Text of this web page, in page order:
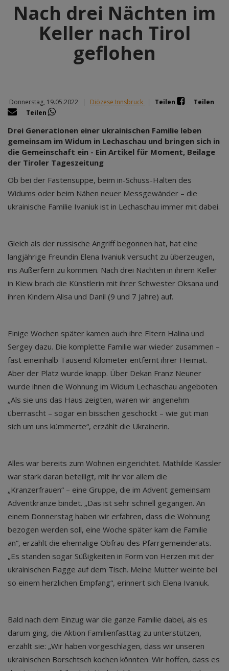
Nach drei Nächten im
Keller nach Tirol
geflohen
Donnerstag, 19.05.2022 | Diözese Innsbruck | Teilen
Teilen
Teilen
Drei Generationen einer ukrainischen Familie leben
gemeinsam im Widum in Lechaschau und bringen sich in
die Gemeinschaft ein - Ein Artikel für Moment, Beilage
der Tiroler Tageszeitung
Ob bei der Fastensuppe, beim in-Schuss-Halten des
Widums oder beim Nähen neuer Messgewänder – die
ukrainische Familie Ivaniuk ist in Lechaschau immer mit dabei.
Gleich als der russische Angriff begonnen hat, hat eine
langjährige Freundin Elena Ivaniuk versucht zu überzeugen,
ins Außerfern zu kommen. Nach drei Nächten in ihrem Keller
in Kiew brach die Künstlerin mit ihrer Schwester Oksana und
ihren Kindern Alisa und Danil (9 und 7 Jahre) auf.
Einige Wochen später kamen auch ihre Eltern Halina und
Sergey dazu. Die komplette Familie war wieder zusammen –
fast eineinhalb Tausend Kilometer entfernt ihrer Heimat.
Aber der Platz wurde knapp. Über Dekan Franz Neuner
wurde ihnen die Wohnung im Widum Lechaschau angeboten.
„Als sie uns das Haus zeigten, waren wir angenehm
überrascht – sogar ein bisschen geschockt – wie gut man
sich um uns kümmerte“, erzählt die Ukrainerin.
Alles war bereits zum Wohnen eingerichtet. Mathilde Kassler
war stark daran beteiligt, mit ihr vor allem die
„Kranzerfrauen“ – eine Gruppe, die im Advent gemeinsam
Adventkränze bindet. „Das ist sehr schnell gegangen. An
einem Donnerstag haben wir erfahren, dass die Wohnung
bezogen werden soll, eine Woche später kam die Familie
an“, erzählt die ehemalige Obfrau des Pfarrgemeinderats.
„Es standen sogar Süßigkeiten in Form von Herzen mit der
ukrainischen Flagge auf dem Tisch. Meine Mutter weinte bei
so einem herzlichen Empfang“, erinnert sich Elena Ivaniuk.
Bald nach dem Einzug war die ganze Familie dabei, als es
darum ging, die Aktion Familienfasttag zu unterstützen,
erzählt sie: „Wir haben vorgeschlagen, dass wir unseren
ukrainischen Borschtsch kochen könnten. Wir hoffen, dass es